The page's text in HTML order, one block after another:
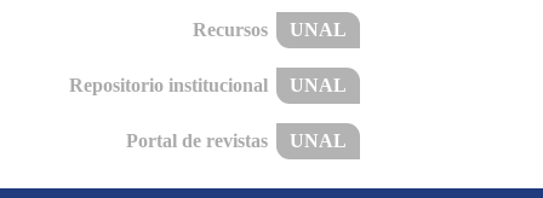
Recursos UNAL
Repositorio institucional UNAL
Portal de revistas UNAL